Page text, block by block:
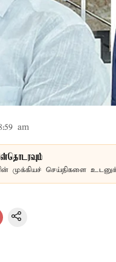
am
முக்கியச் செய்திகளை